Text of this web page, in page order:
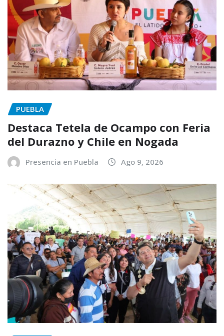
PUEBLA
Destaca Tetela de Ocampo con Feria
del Durazno y Chile en Nogada
Presencia en Puebla Ago 9, 2026